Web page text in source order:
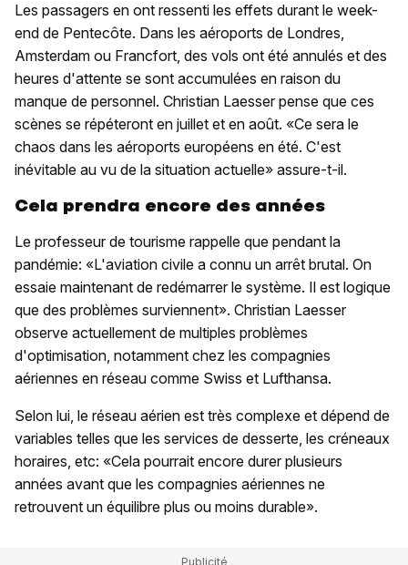
Les passagers en ont ressenti les effets durant le week-
end de Pentecôte. Dans les aéroports de Londres,
Amsterdam ou Francfort, des vols ont été annulés et des
heures d'attente se sont accumulées en raison du
manque de personnel. Christian Laesser pense que ces
scènes se répéteront en juillet et en août. «Ce sera le
chaos dans les aéroports européens en été. C'est
inévitable au vu de la situation actuelle» assure-t-il.
Cela prendra encore des années
Le professeur de tourisme rappelle que pendant la
pandémie: «L'aviation civile a connu un arrêt brutal. On
essaie maintenant de redémarrer le système. Il est logique
que des problèmes surviennent». Christian Laesser
observe actuellement de multiples problèmes
d'optimisation, notamment chez les compagnies
aériennes en réseau comme Swiss et Lufthansa.
Selon lui, le réseau aérien est très complexe et dépend de
variables telles que les services de desserte, les créneaux
horaires, etc: «Cela pourrait encore durer plusieurs
années avant que les compagnies aériennes ne
retrouvent un équilibre plus ou moins durable».